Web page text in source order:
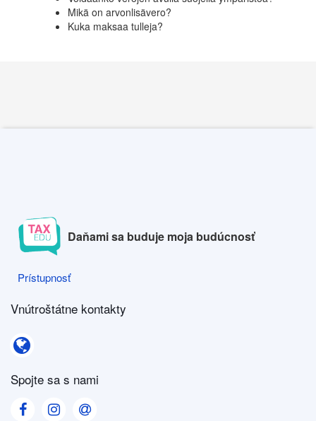
Mikä on arvonlisävero?
Kuka maksaa tulleja?
Daňami sa buduje moja budúcnosť
Prístupnosť
Prístupnosť
Vnútroštátne kontakty
Spojte sa s nami